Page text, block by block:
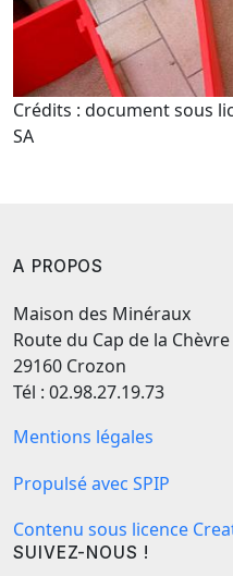
Crédits : document sous
SA
A PROPOS
Maison des Minéraux
Route du Cap de la Chèvre
29160 Crozon
Tél : 02.98.27.19.73
Mentions légales
Propulsé avec SPIP
Contenu sous licence
SUIVEZ-NOUS !